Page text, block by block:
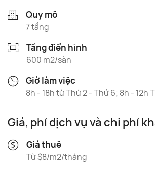
Quy mô
7 tầng
Tầng điển hình
600 m2/sàn
Giờ làm việc
8h - 18h từ Thứ 2 - Thứ 6; 8h - 12h
Giá, phí dịch vụ và chi phí
Giá thuê
Từ $8/m2/tháng